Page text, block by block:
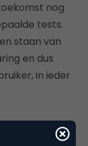
nog
tests.
staan van
en dus
in ieder